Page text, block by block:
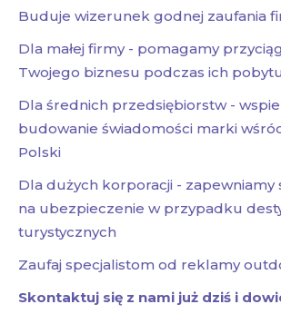
Buduje wizerunek godnej zaufania
Dla małej firmy - pomagamy
Twojego biznesu podczas ich
Dla średnich przedsiębiorstw -
budowanie świadomości marki
Polski
Dla dużych korporacji - zapewniamy
na ubezpieczenie w przypadku
turystycznych
Zaufaj specjalistom od reklamy
Skontaktuj się z nami już dziś i